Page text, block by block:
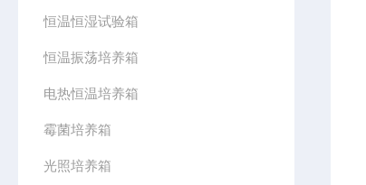
恒温恒湿试验箱
恒温振荡培养箱
电热恒温培养箱
霉菌培养箱
光照培养箱